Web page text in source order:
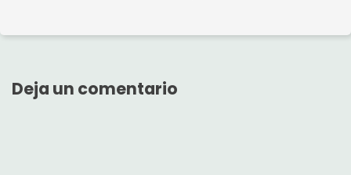
Deja un comentario